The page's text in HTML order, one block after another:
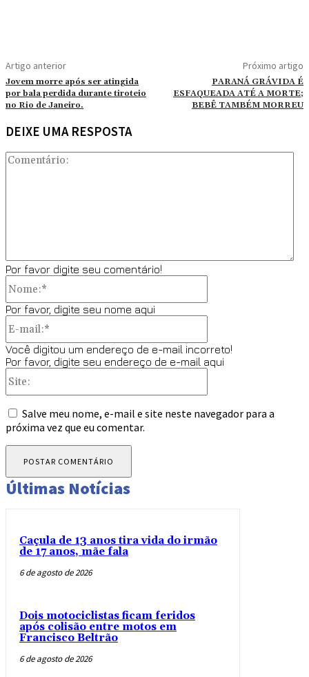
Artigo anterior
Jovem morre após ser atingida
por bala perdida durante tiroteio
no Rio de Janeiro.
Próximo artigo
PARANÁ GRÁVIDA É
ESFAQUEADA ATÉ A MORTE;
BEBÊ TAMBÉM MORREU
DEIXE UMA RESPOSTA
Por favor digite seu comentário!
Por favor, digite seu nome aqui
Você digitou um endereço de e-mail incorreto!
Por favor, digite seu endereço de e-mail aqui
Salve meu nome, e-mail e site neste navegador para a
próxima vez que eu comentar.
Últimas Notícias
Caçula de 13 anos tira vida do irmão
de 17 anos, mãe fala
6 de agosto de 2026
Dois motociclistas ficam feridos
após colisão entre motos em
Francisco Beltrão
6 de agosto de 2026